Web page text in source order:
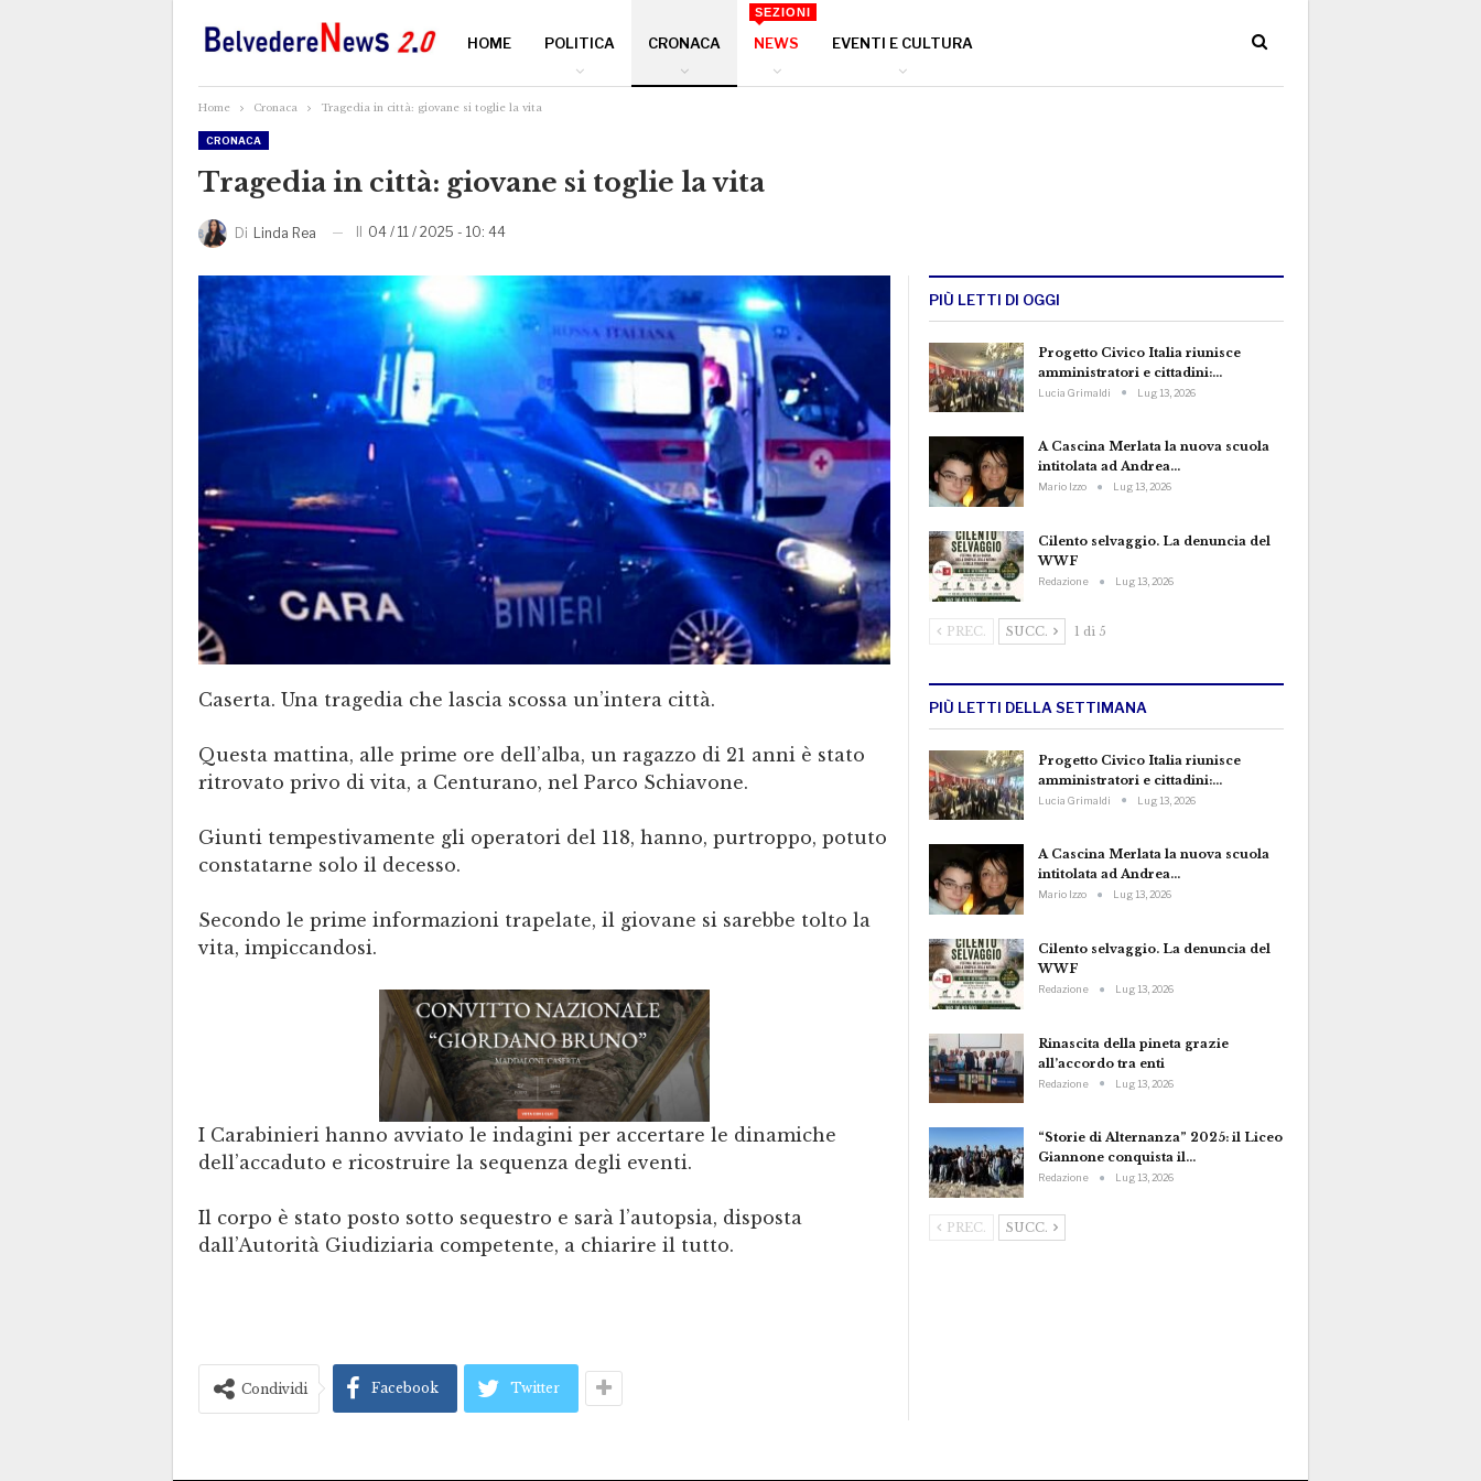
HOME POLITICA CRONACA NEWS
SEZIONI
EVENTI E CULTURA
Home Cronaca Tragedia in città: giovane si toglie la vita
CRONACA
Tragedia in città: giovane si toglie la vita
Di Linda Rea 04 / 11 / 2025 - 10: 44
Caserta. Una tragedia che lascia scossa un’intera città.
Questa mattina, alle prime ore dell’alba, un ragazzo di 21 anni è stato
ritrovato privo di vita, a Centurano, nel Parco Schiavone.
Giunti tempestivamente gli operatori del 118, hanno, purtroppo, potuto
constatarne solo il decesso.
Secondo le prime informazioni trapelate, il giovane si sarebbe tolto la
vita, impiccandosi.
I Carabinieri hanno avviato le indagini per accertare le dinamiche
dell’accaduto e ricostruire la sequenza degli eventi.
Il corpo è stato posto sotto sequestro e sarà l’autopsia, disposta
dall’Autorità Giudiziaria competente, a chiarire il tutto.
Condividi Facebook Twitter
PIÙ LETTI DI OGGI
Progetto Civico Italia riunisce
amministratori e cittadini:…
Lucia Grimaldi Lug 13, 2026
A Cascina Merlata la nuova scuola
intitolata ad Andrea…
Mario Izzo Lug 13, 2026
Cilento selvaggio. La denuncia del
WWF
Redazione Lug 13, 2026
PREC. SUCC. 1 di 5
PIÙ LETTI DELLA SETTIMANA
Progetto Civico Italia riunisce
amministratori e cittadini:…
Lucia Grimaldi Lug 13, 2026
A Cascina Merlata la nuova scuola
intitolata ad Andrea…
Mario Izzo Lug 13, 2026
Cilento selvaggio. La denuncia del
WWF
Redazione Lug 13, 2026
Rinascita della pineta grazie
all’accordo tra enti
Redazione Lug 13, 2026
“Storie di Alternanza” 2025: il Liceo
Giannone conquista il…
Redazione Lug 13, 2026
PREC. SUCC.